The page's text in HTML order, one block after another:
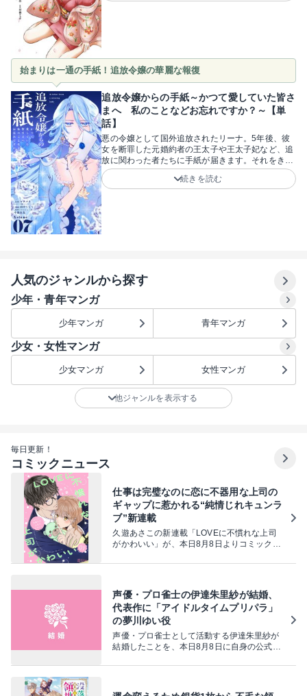
魅力！美少女たちに振り回される賑やかなシーンに
思わず頬が緩みます。先の読めない新たな歴史の幕
開けに、ワクワクが止まらない物語です！原作・常
陸之介寛浩先生、キャラクターデザイン・茨乃先
生、作画・村橋リョウ先生。ぜひあなたが、歴史を
塗り替える成り上がり劇の目撃者になって！
始まりは一通の手紙！追放令嬢の華麗な報復
追放令嬢からの手紙～かつて愛していた皆さ
まへ 私のことなどお忘れですか？～【単
話】
悪の令嬢として国外追放されたリーナ。5年後、彼
女を断罪した元婚約者の王太子や王太子妃など、追
放に関わった者たちに手紙が届きます。それをきっ
かけに、平穏だった彼らの日々は破滅へと転落し
て……？！追放から5年、リーナがかつて自分を貶
て先生。裏切り者たちを追い詰める華麗な報復に、
続きを読む
人気のジャンルから探す
少年・青年マンガ
少年マンガ 青年マンガ
少女・女性マンガ
少女マンガ 女性マンガ
他ジャンルを表示する
毎日更新！
コミックニュース
仕事は完璧なのに恋に不器用な上司の
ギャップに惹かれる“純情じれキュンラ
ブ”新連載
久遊あさこの新連載「LOVEに不慣れな上司
がかわいい」が、本日8月8日よりコミックシ
声優・プロ雀士の伊達朱里紗が結婚、
代表作に「アイドルタイムプリパラ」
の夢川ゆい役
声優・プロ雀士として活動する伊達朱里紗が
結婚したことを、本日8月8日に自身の公式X